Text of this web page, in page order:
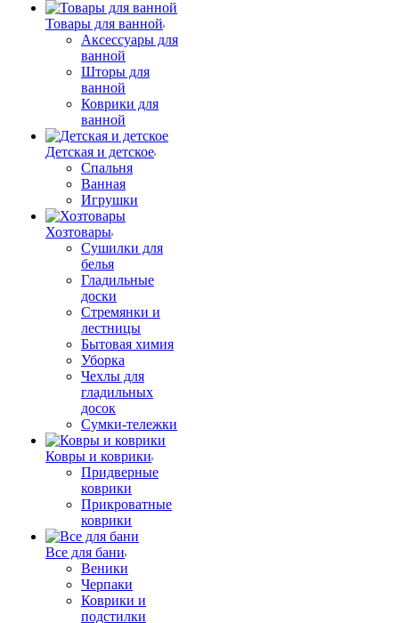
Товары для ванной
Аксессуары для
ванной
Шторы для
ванной
Коврики для
ванной
Детская и детское
Спальня
Ванная
Игрушки
Хозтовары
Сушилки для
белья
Гладильные
доски
Стремянки и
лестницы
Бытовая химия
Уборка
Чехлы для
гладильных
досок
Сумки-тележки
Ковры и коврики
Придверные
коврики
Прикроватные
коврики
Все для бани
Веники
Черпаки
Коврики и
подстилки